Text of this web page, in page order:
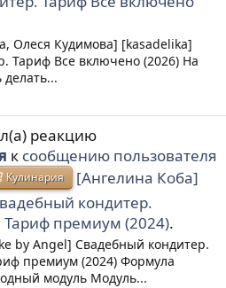
Олеся Кудимова] [kasadelika]
Тариф Все включено (2026) На
реакцию
к сообщению пользователя
Кулинария
[Ангелина Коба]
кондитер.
премиум (2024).
by Angel] Свадебный кондитер.
премиум (2024) Формула
модуль Модуль...